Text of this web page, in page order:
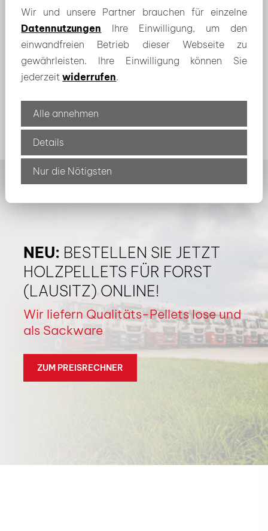
nennen uns Ihre Vorstellungen zum Kauf von
Pellets zum Heizen. Bei Bedarf bieten wir
Ihnen gern auch einen Termin zur Beratung
zum Thema heizen mit Pellets an.
NEU: BESTELLEN SIE JETZT
HOLZPELLETS FÜR FORST
(LAUSITZ) ONLINE!
Wir liefern Qualitäts-Pellets lose und
als Sackware
ZUM PREISRECHNER
Wir und unsere Partner brauchen für einzelne
Datennutzungen Ihre Einwilligung, um den
einwandfreien Betrieb dieser Webseite zu
gewährleisten. Ihre Einwilligung können Sie
jederzeitwiderrufen.
Alle annehmen
Details
Nur die Nötigsten